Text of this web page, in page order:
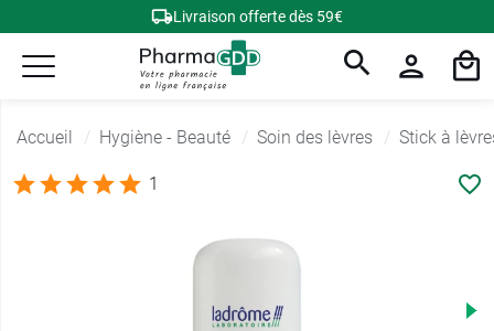
Livraison offerte dès 59€
Accueil Hygiène - Beauté Soin des lèvres Stick à
1